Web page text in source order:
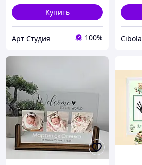
Купить
Арт Студия 100% Cibola